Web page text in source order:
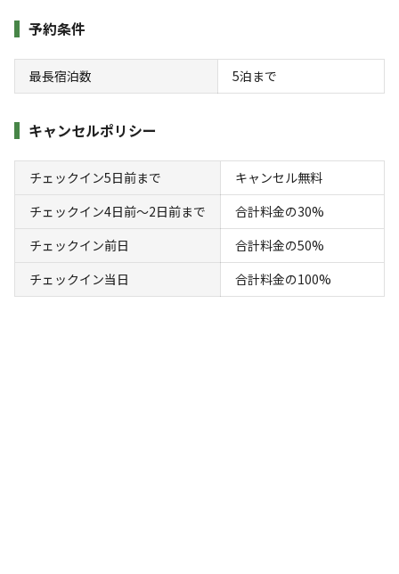
予約条件
最長宿泊数 5泊まで
キャンセルポリシー
チェックイン5日前まで
キャンセル無料
チェックイン4日前〜2日前まで
合計料金の30%
チェックイン前日
合計料金の50%
チェックイン当日
合計料金の100%
空き状況検索
チェックイン チェックアウト
検索対象